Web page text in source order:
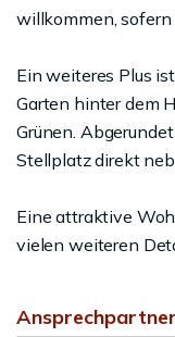
willkommen, sofern
Ein weiteres Plus
Garten hinter dem
Grünen.
Stellplatz direkt
Eine attraktive
vielen weiteren
Ansprechpartner